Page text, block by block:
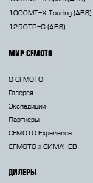
1000MT-X Touring (ABS)
1250TR-G (ABS)
МИР CFMOTO
О CFMOTO
Галерея
Экспедиции
Партнеры
CFMOTO Experience
CFMOTO х СИМАЧЁВ
ДИЛЕРЫ